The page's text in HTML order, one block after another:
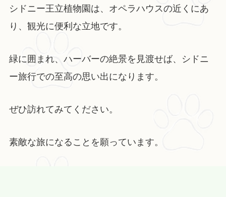
シドニー王立植物園は、オペラハウスの近くにあ
り、観光に便利な立地です。
緑に囲まれ、ハーバーの絶景を見渡せば、シドニ
ー旅行での至高の思い出になります。
ぜひ訪れてみてください。
素敵な旅になることを願っています。